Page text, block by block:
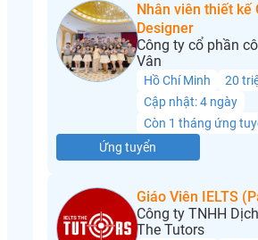
Nhân viên thiết kế
Designer
Công ty cổ phần
Vân
Hồ Chí Minh
20
Cập nhật: 4 ngày
Còn 1 tháng ứng
Ứng tuyển
Giáo Viên IELTS
Công ty TNHH
The Tutors